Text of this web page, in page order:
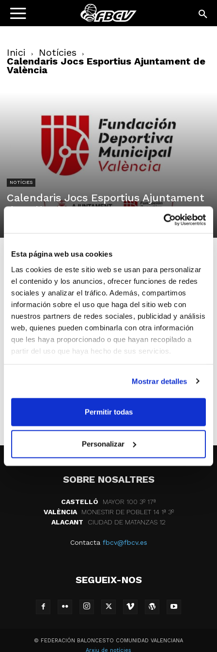
Esta página web usa cookies
Las cookies de este sitio web se usan para personalizar
el contenido y los anuncios, ofrecer funciones de redes
sociales y analizar el tráfico. Además, compartimos
información sobre el uso que haga del sitio web con
nuestros partners de redes sociales, publicidad y análisis
web, quienes pueden combinarla con otra información
que les haya proporcionado o que hayan recopilado a
partir del uso que haya hecho de sus servicios.
Mostrar detalles
Permitir todas
Personalizar
Inici Notícies
Calendaris Jocs Esportius Ajuntament de
València
NOTÍCIES
Calendaris Jocs Esportius Ajuntament
de València
Publicats els
calendaris dels Jocs
Esportius de l'Ajuntament de Valènciaen
totes les seues categories: Juvenil, Cadet,
Infantil, Aleví i Benjamí.
SOBRE NOSALTRES
CASTELLÓ
MAYOR 100 3º 17ª
VALÈNCIA
MONESTIR DE POBLET 14 1ª 3º
ALACANT
CIUDAD DE MATANZAS 12
Contacta fbcv@fbcv.es
SEGUEIX-NOS
© FEDERACIÓN BALONCESTO COMUNIDAD VALENCIANA
Arxiu de notícies